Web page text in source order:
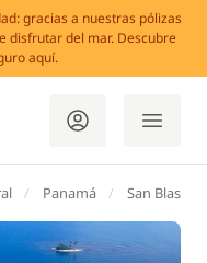
gracias a nuestras pólizas
disfrutar del mar. Descubre
aquí.
Panamá San Blas